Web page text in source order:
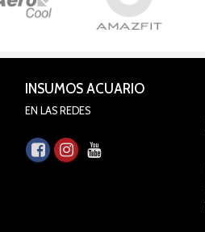
INSUMOS ACUARIO
EN LAS REDES